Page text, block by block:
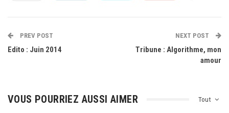
PREV POST
Edito : Juin 2014
NEXT POST
Tribune : Algorithme, mon
amour
Tout
VOUS POURRIEZ AUSSI AIMER